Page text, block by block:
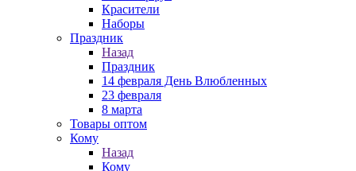
Красители
Наборы
Праздник
Назад
Праздник
14 февраля День Влюбленных
23 февраля
8 марта
Товары оптом
Кому
Назад
Кому